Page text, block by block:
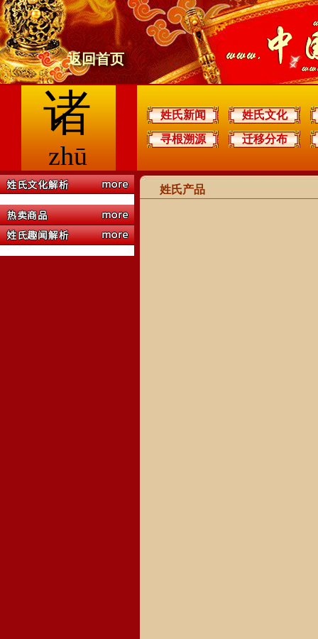
返回首页
诸
zhū
姓氏新闻
姓氏文化
寻根溯源
迁移分布
姓氏产品